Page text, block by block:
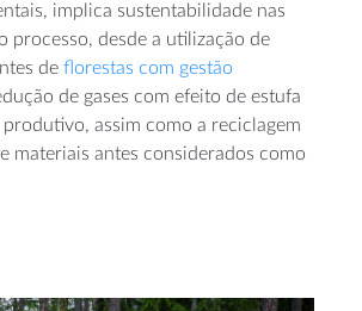
implica sustentabilidade nas
processo, desde a utilização de
de florestas com gestão
de gases com efeito de estufa
assim como a reciclagem
materiais antes considerados como